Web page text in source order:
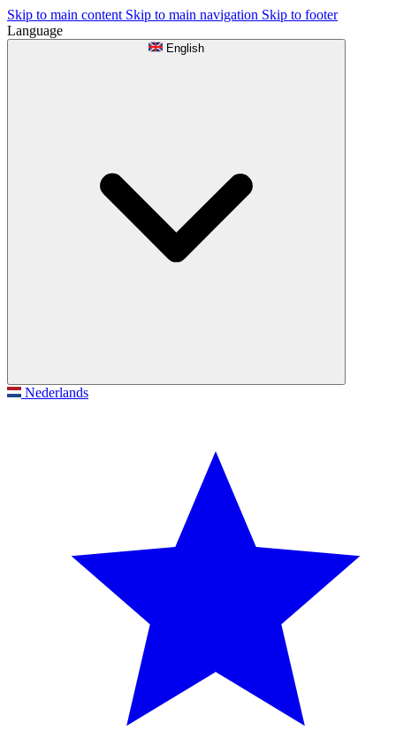
Skip to main content Skip to main navigation Skip to footer
Language
English
Nederlands